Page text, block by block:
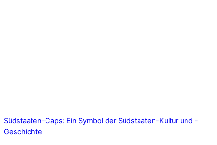
Südstaaten-Caps: Ein Symbol der Südstaaten-Kultur und -
Geschichte